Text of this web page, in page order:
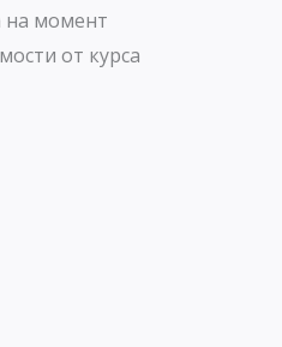
на момент
от курса